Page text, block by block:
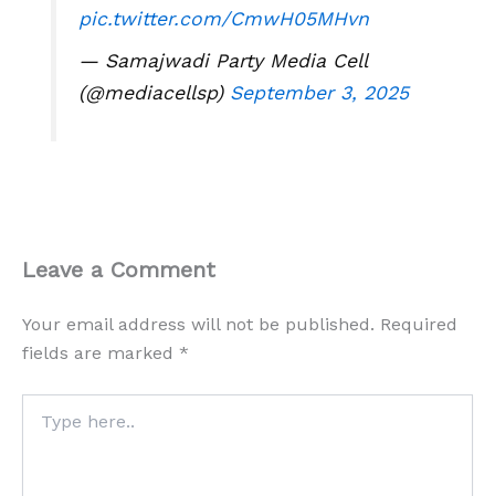
pic.twitter.com/CmwH05MHvn
— Samajwadi Party Media Cell
(@mediacellsp) September 3, 2025
Leave a Comment
Your email address will not be published. Required
fields are marked *
here..